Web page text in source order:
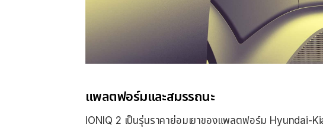
แพลตฟอร์มและสมรรถนะ
IONIQ 2 เป็นรุ่นราคาย่อมเยาของแพลตฟอร์ม Hyundai-